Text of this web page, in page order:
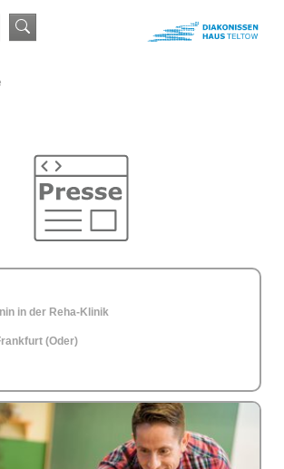
Suchformular
in der Reha-Klinik
(Oder)